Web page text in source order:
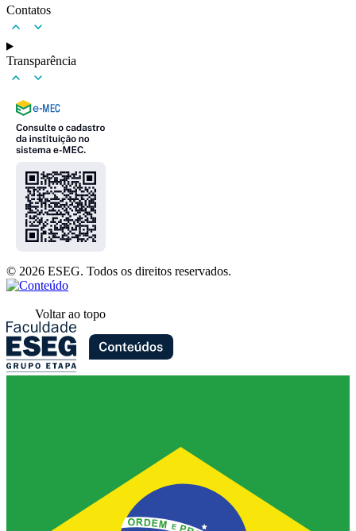
Contatos
Transparência
© 2026 ESEG. Todos os direitos reservados.
Voltar ao topo